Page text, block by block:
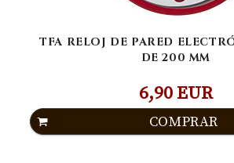
TFA RELOJ DE PARED
DE 200 MM
6,90 EUR
COMPRAR